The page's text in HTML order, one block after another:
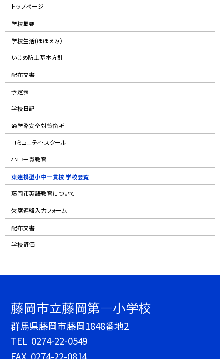
トップページ
学校概要
学校生活(ほほえみ）
いじめ防止基本方針
配布文書
予定表
学校日記
通学路安全対策箇所
コミュニティ・スクール
小中一貫教育
東連携型小中一貫校 学校要覧
藤岡市英語教育について
欠席連絡入力フォーム
配布文書
学校評価
藤岡市立藤岡第一小学校
群馬県藤岡市藤岡1848番地2
TEL. 0274-22-0549
FAX. 0274-22-0814